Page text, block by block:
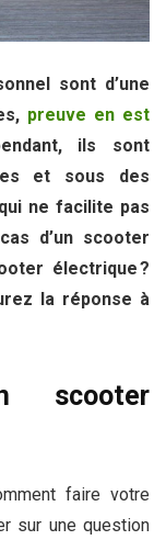
sont d’une
preuve en est
ils sont
et sous des
ne facilite pas
d’un scooter
électrique ?
la réponse à
scooter
faire votre
sur une question